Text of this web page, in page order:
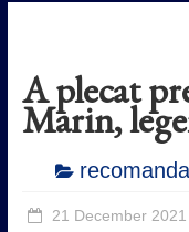
A plecat
Marin,
21 December 2021